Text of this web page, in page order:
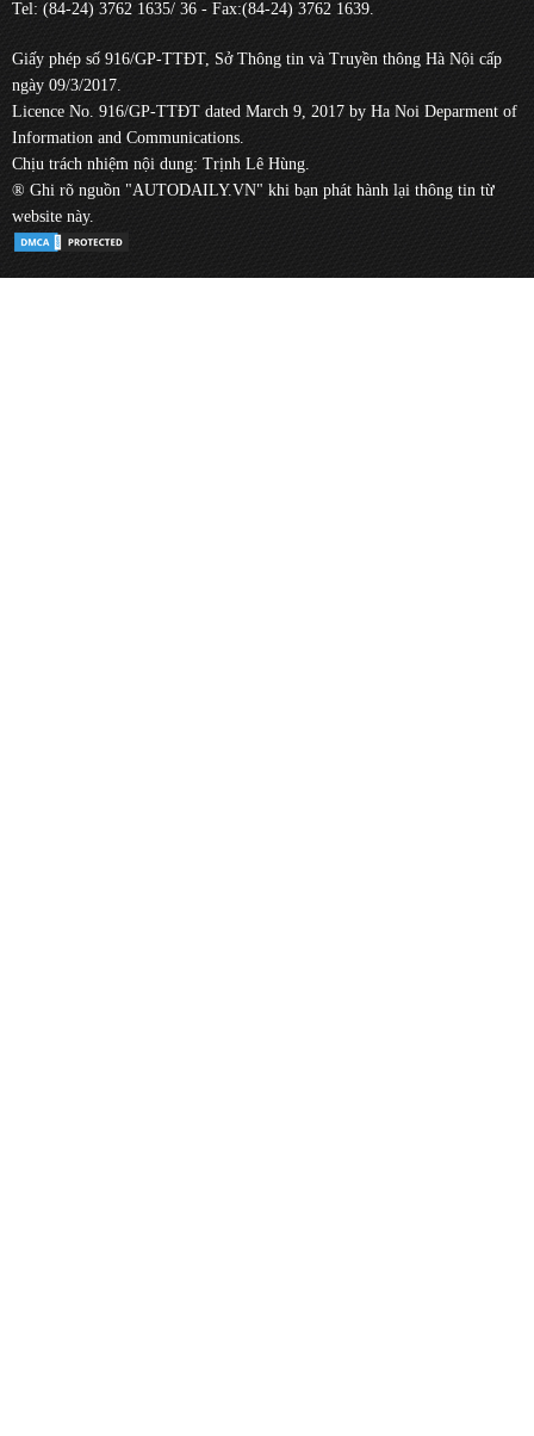
Tel: (84-24) 3762 1635/ 36 - Fax:(84-24) 3762 1639.
Giấy phép số 916/GP-TTĐT, Sở Thông tin và Truyền thông Hà Nội cấp
ngày 09/3/2017.
Licence No. 916/GP-TTĐT dated March 9, 2017 by Ha Noi Deparment of
Information and Communications.
Chịu trách nhiệm nội dung: Trịnh Lê Hùng.
® Ghi rõ nguồn "AUTODAILY.VN" khi bạn phát hành lại thông tin từ
website này.